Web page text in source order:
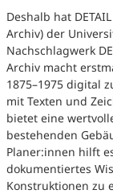
Deshalb hat
Archiv) der
Nachschlagwerk
Archiv macht
1875–1975 digital
mit Texten und
bietet eine
bestehenden
Planer:innen hilft
dokumentiertes
Konstruktionen zu